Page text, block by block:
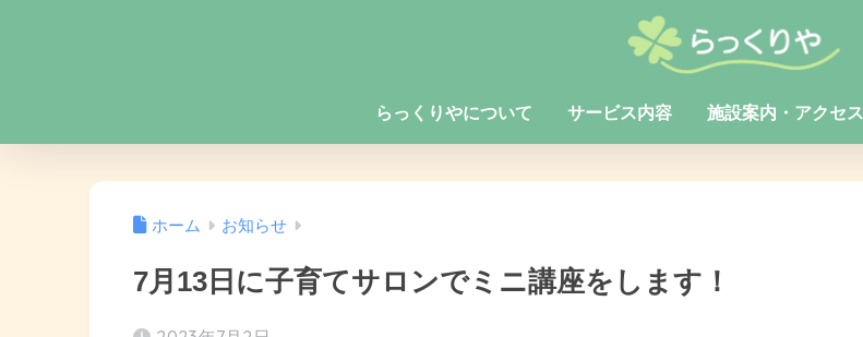
らっくりやについて サービス内容 施設案内・アクセス
ホーム お知らせ
7月13日に子育てサロンでミニ講座をします！